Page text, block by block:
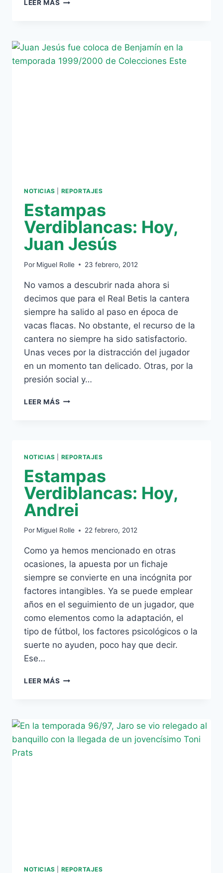
LEER MÁS
NOTICIAS REPORTAJES
Estampas
Verdiblancas: Hoy,
Juan Jesús
Por Miguel Rolle 23 febrero, 2012
No vamos a descubrir nada ahora si
decimos que para el Real Betis la cantera
siempre ha salido al paso en época de
vacas flacas. No obstante, el recurso de la
cantera no siempre ha sido satisfactorio.
Unas veces por la distracción del jugador
en un momento tan delicado. Otras, por la
presión social y…
LEER MÁS ESTAMPAS
NOTICIAS REPORTAJES
Estampas
Verdiblancas: Hoy,
Andrei
Por Miguel Rolle 22 febrero, 2012
Como ya hemos mencionado en otras
ocasiones, la apuesta por un fichaje
siempre se convierte en una incógnita por
factores intangibles. Ya se puede emplear
años en el seguimiento de un jugador, que
como elementos como la adaptación, el
tipo de fútbol, los factores psicológicos o la
suerte no ayuden, poco hay que decir.
Ese…
LEER MÁS ESTAMPAS
NOTICIAS REPORTAJES